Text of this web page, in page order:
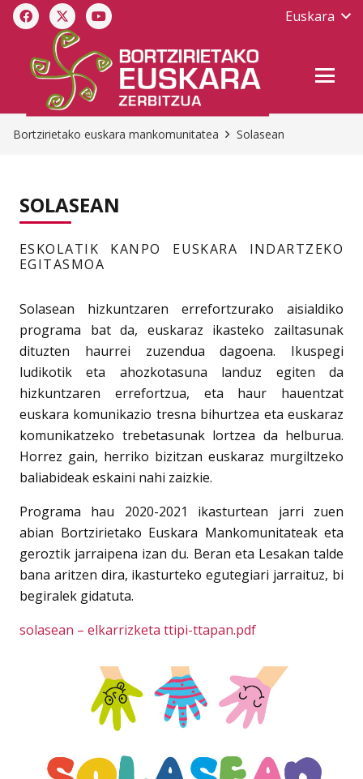
Euskara
Bortzirietako euskara mankomunitatea Solasean
SOLASEAN
ESKOLATIK KANPO EUSKARA INDARTZEKO
EGITASMOA
Solasean hizkuntzaren errefortzurako aisialdiko
programa bat da, euskaraz ikasteko zailtasunak
dituzten haurrei zuzendua dagoena. Ikuspegi
ludikotik eta ahozkotasuna landuz egiten da
hizkuntzaren errefortzua, eta haur hauentzat
euskara komunikazio tresna bihurtzea eta euskaraz
komunikatzeko trebetasunak lortzea da helburua.
Horrez gain, herriko bizitzan euskaraz murgiltzeko
baliabideak eskaini nahi zaizkie.
Programa hau 2020-2021 ikasturtean jarri zuen
abian Bortzirietako Euskara Mankomunitateak eta
geroztik jarraipena izan du. Beran eta Lesakan talde
bana aritzen dira, ikasturteko egutegiari jarraituz, bi
begiralek gidatuta.
solasean – elkarrizketa ttipi-ttapan.pdf